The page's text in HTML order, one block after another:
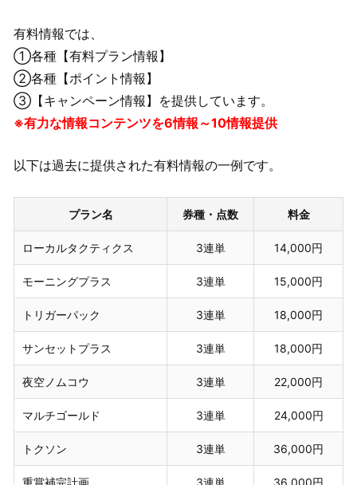
有料情報では、
①各種【有料プラン情報】
②各種【ポイント情報】
③【キャンペーン情報】を提供しています。
※有力な情報コンテンツを6情報～10情報提供
以下は過去に提供された有料情報の一例です。
プラン名 券種・点数 料金
ローカルタクティクス 3連単 14,000円
モーニングプラス 3連単 15,000円
トリガーパック 3連単 18,000円
サンセットプラス 3連単 18,000円
夜空ノムコウ 3連単 22,000円
マルチゴールド 3連単 24,000円
トクソン 3連単 36,000円
重賞補完計画 3連単 36,000円